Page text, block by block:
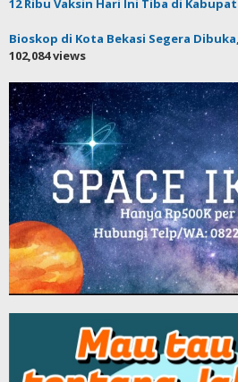
12 Ribu Vaksin Hari Ini Tiba di
Bioskop di Kota Bekasi Segera
102,084 views